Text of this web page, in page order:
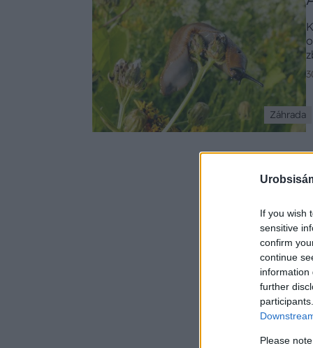
If you wish
sensitive
confirm
continue
information
further
Please
Záhrada